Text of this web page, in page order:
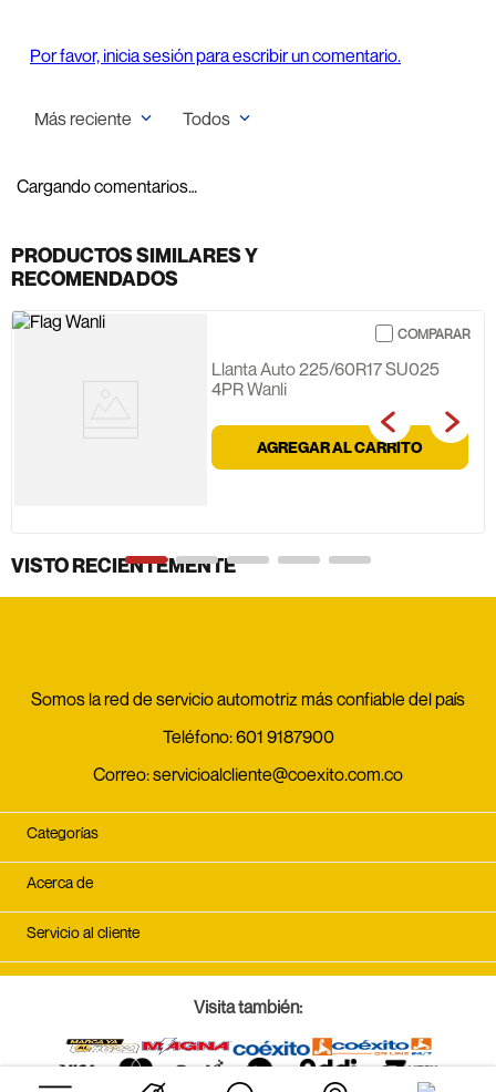
Por favor, inicia sesión para escribir un comentario.
Más reciente Todos
Cargando comentarios…
PRODUCTOS SIMILARES Y
RECOMENDADOS
Llanta Auto 225/60R17 SU025
4PR Wanli
AGREGAR AL CARRITO
VISTO RECIENTEMENTE
Somos la red de servicio automotriz más confiable del país
Teléfono:601 9187900
Correo:servicioalcliente@coexito.com.co
Categorías
Acerca de
Servicio al cliente
Visita también: